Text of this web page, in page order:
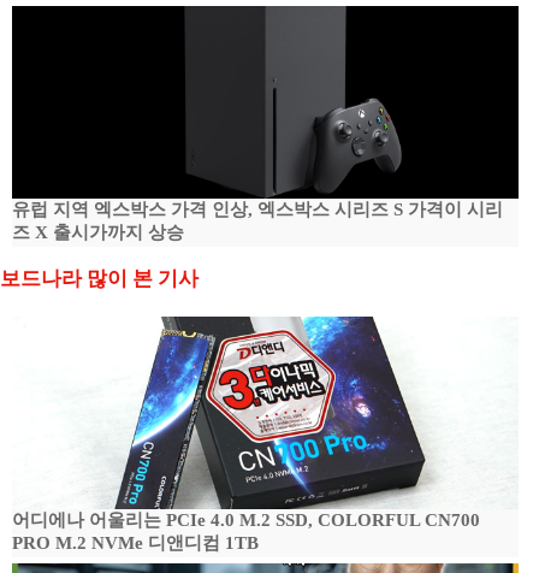
유럽 지역 엑스박스 가격 인상, 엑스박스 시리즈 S 가격이 시리
즈 X 출시가까지 상승
보드나라 많이 본 기사
어디에나 어울리는 PCIe 4.0 M.2 SSD, COLORFUL CN700
PRO M.2 NVMe 디앤디컴 1TB